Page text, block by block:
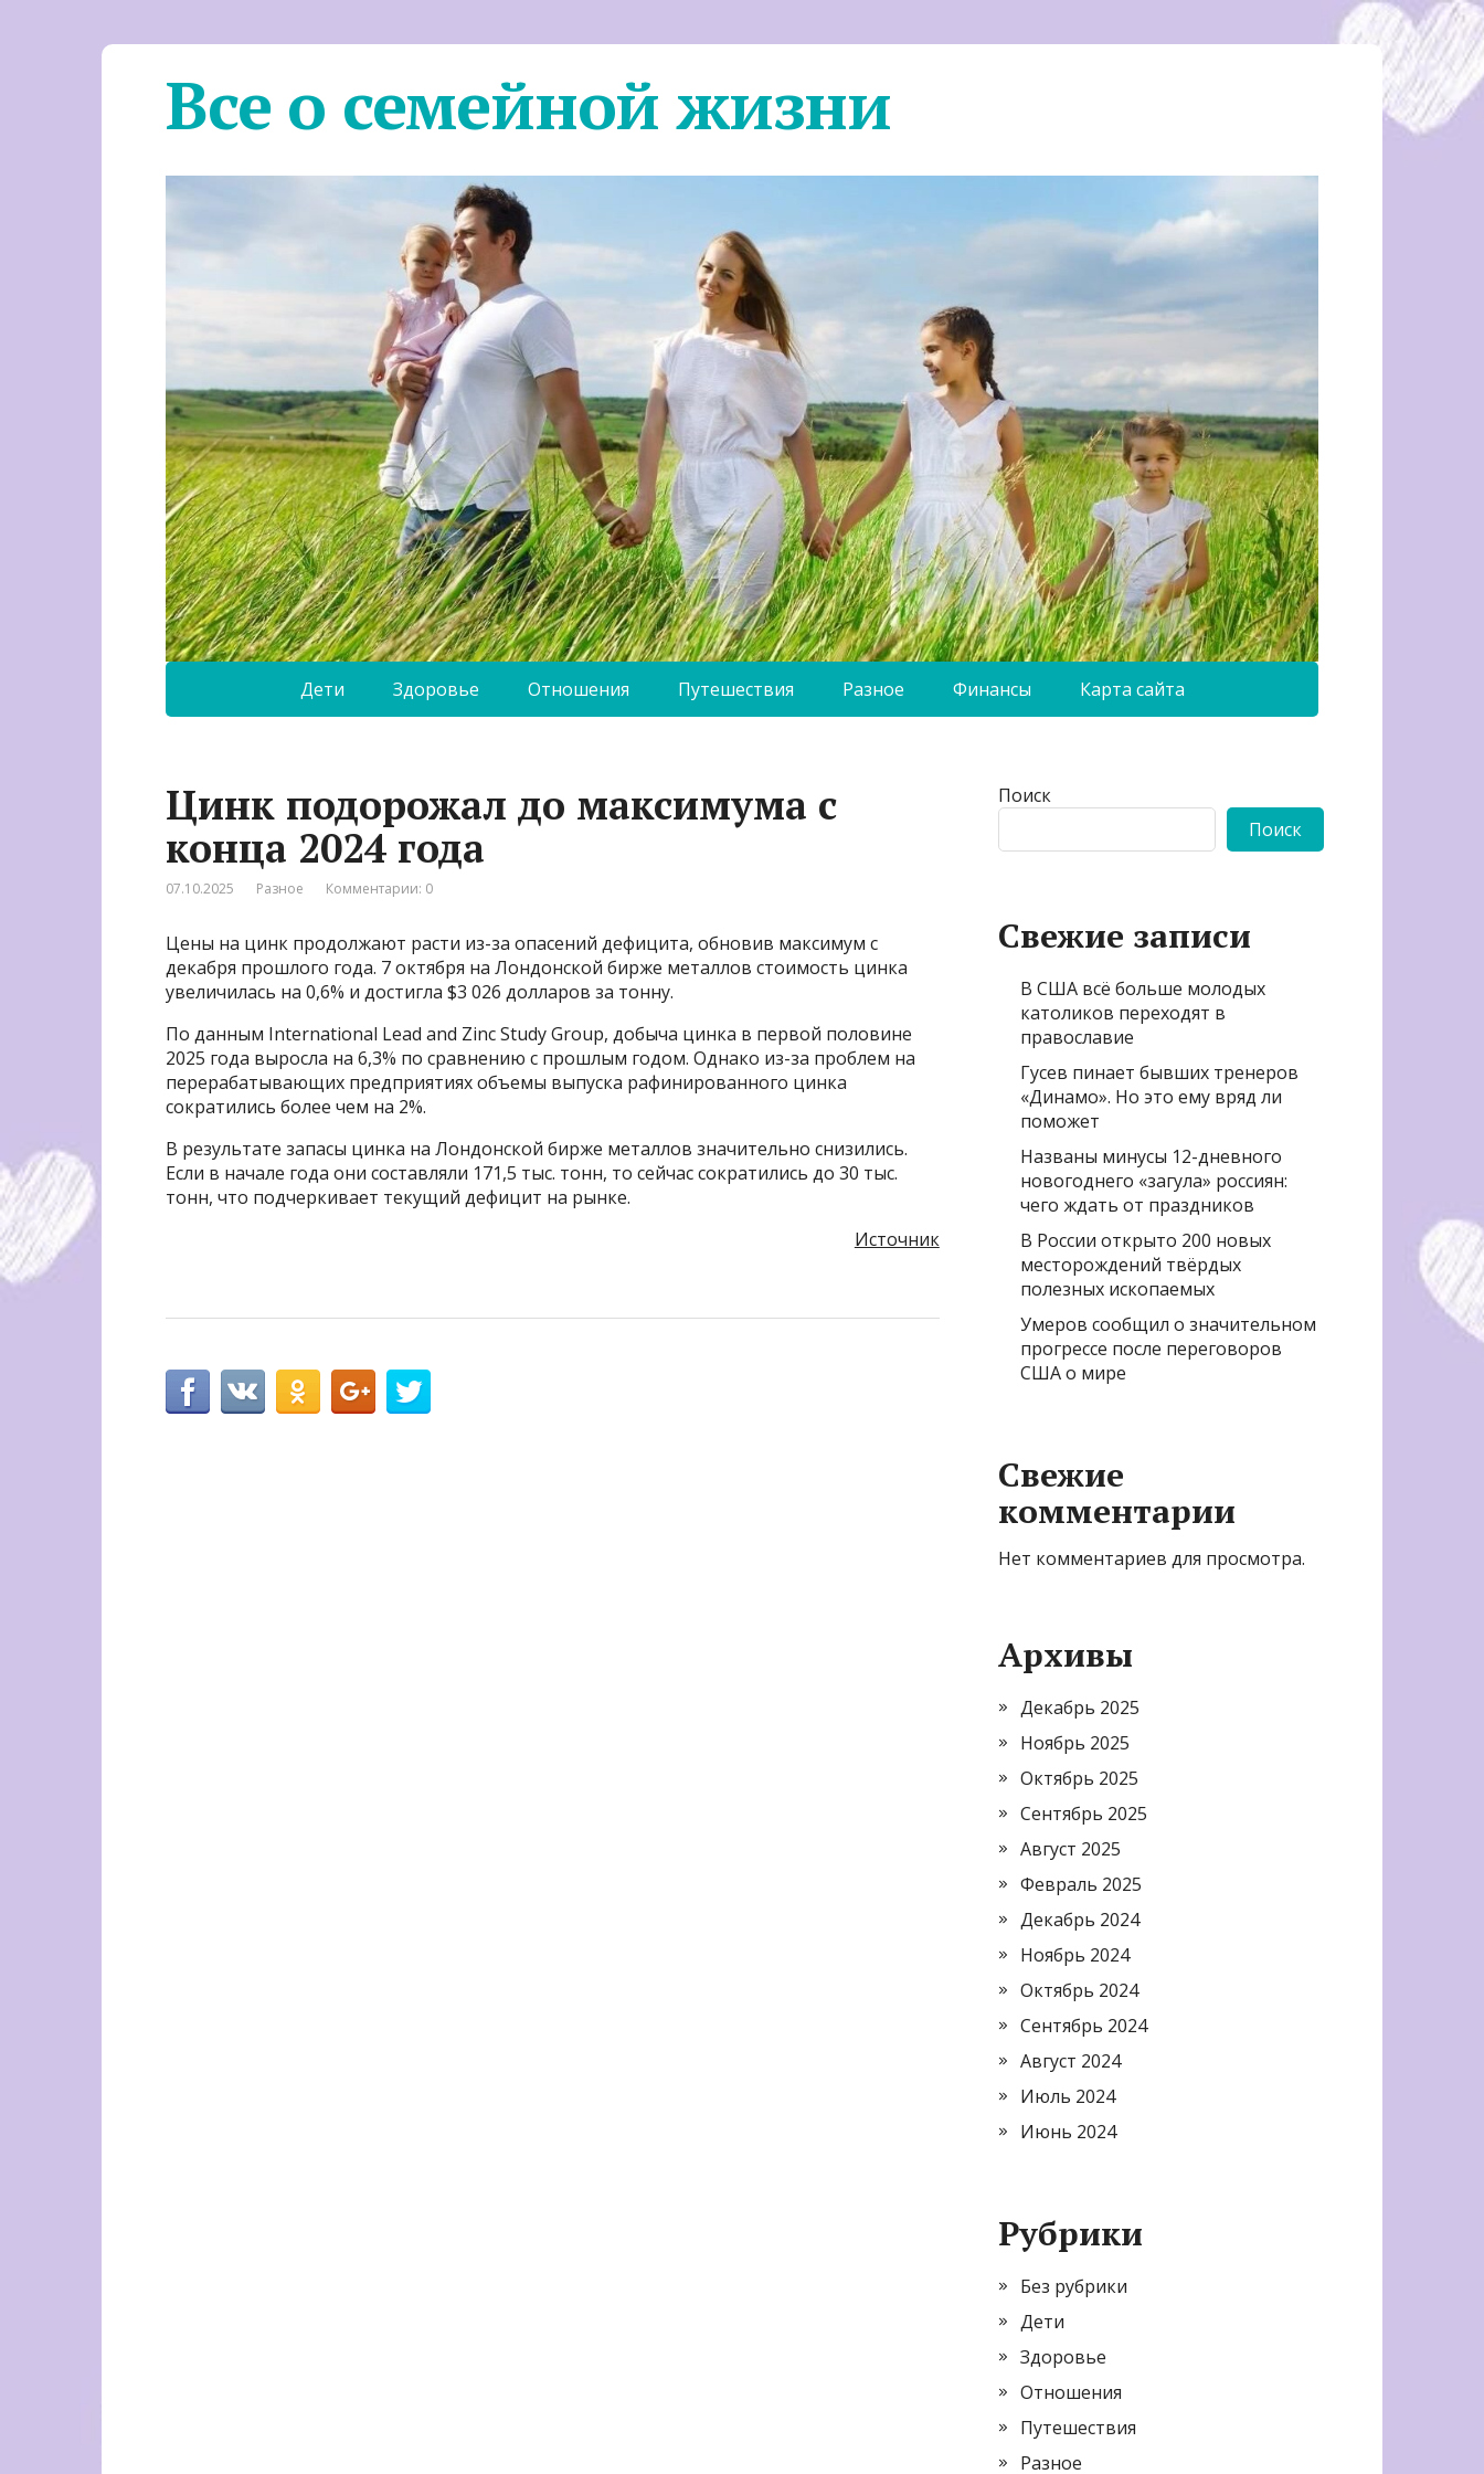
Все о семейной жизни
Дети Здоровье Отношения Путешествия Разное Финансы Карта сайта
Цинк подорожал до максимума с
конца 2024 года
07.10.2025 Разное Комментарии: 0
Цены на цинк продолжают расти из-за опасений дефицита, обновив максимум с
декабря прошлого года. 7 октября на Лондонской бирже металлов стоимость цинка
увеличилась на 0,6% и достигла $3 026 долларов за тонну.
По данным International Lead and Zinc Study Group, добыча цинка в первой половине
2025 года выросла на 6,3% по сравнению с прошлым годом. Однако из-за проблем на
перерабатывающих предприятиях объемы выпуска рафинированного цинка
сократились более чем на 2%.
В результате запасы цинка на Лондонской бирже металлов значительно снизились.
Если в начале года они составляли 171,5 тыс. тонн, то сейчас сократились до 30 тыс.
тонн, что подчеркивает текущий дефицит на рынке.
Источник
Поиск
Поиск
Свежие записи
В США всё больше молодых
католиков переходят в
православие
Гусев пинает бывших тренеров
«Динамо». Но это ему вряд ли
поможет
Названы минусы 12-дневного
новогоднего «загула» россиян:
чего ждать от праздников
В России открыто 200 новых
месторождений твёрдых
полезных ископаемых
Умеров сообщил о значительном
прогрессе после переговоров
США о мире
Свежие
комментарии
Нет комментариев для просмотра.
Архивы
Декабрь 2025
Ноябрь 2025
Октябрь 2025
Сентябрь 2025
Август 2025
Февраль 2025
Декабрь 2024
Ноябрь 2024
Октябрь 2024
Сентябрь 2024
Август 2024
Июль 2024
Июнь 2024
Рубрики
Без рубрики
Дети
Здоровье
Отношения
Путешествия
Разное